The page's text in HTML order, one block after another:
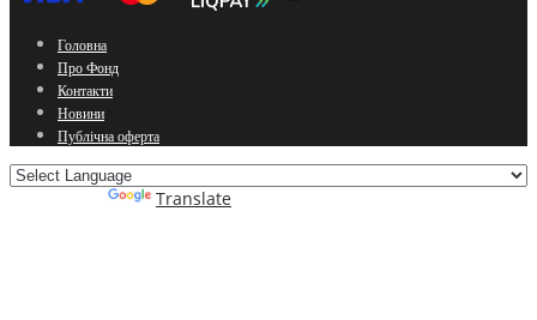
Головна
Про Фонд
Контакти
Новини
Публічна оферта
Translate